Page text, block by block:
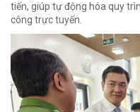
tiến, giúp tự động hóa quy
công trực tuyến.